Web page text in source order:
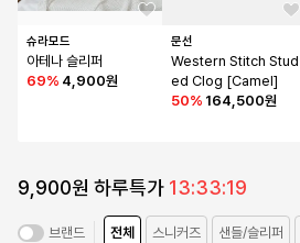
슈라모드
아테나 슬리퍼
69% 4,900원
문선
Western Stitch Stud
ed Clog [Camel]
50% 164,500원
9,900원 하루특가 13:33:19
브랜드 전체 스니커즈 샌들/슬리퍼